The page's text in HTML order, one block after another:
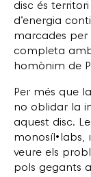
disc és
d’energia
marcades per
completa
homònim de
Per més que
no oblidar la
aquest disc.
monosíl•labs,
veure els
pols gegants